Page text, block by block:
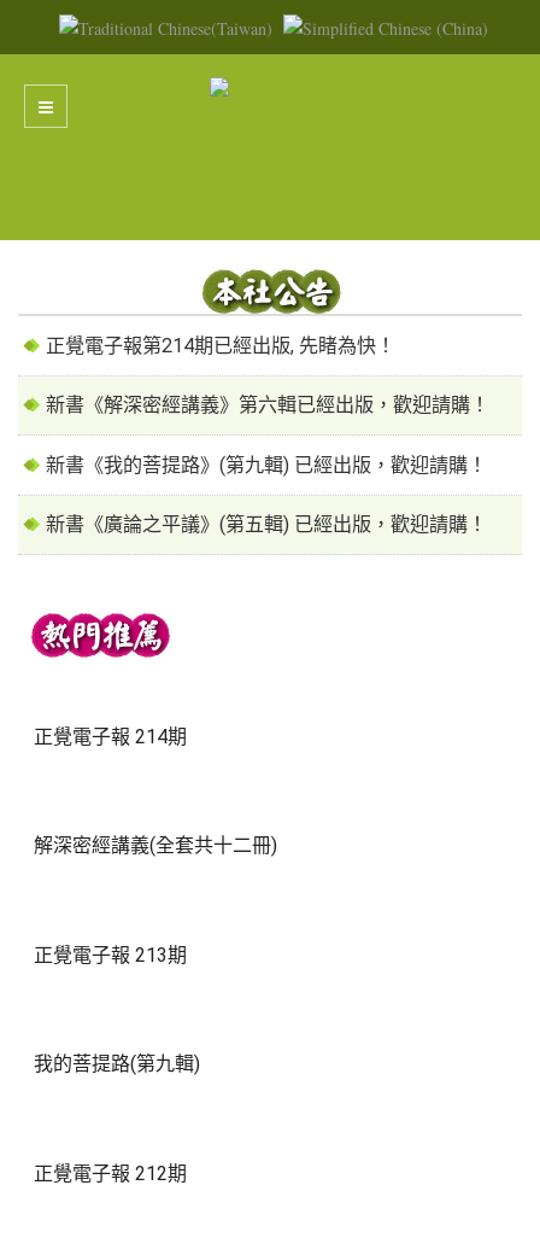
正覺電子報第214期已經出版, 先睹為快！
新書《解深密經講義》第六輯已經出版，歡迎請購！
新書《我的菩提路》(第九輯) 已經出版，歡迎請購！
新書《廣論之平議》(第五輯) 已經出版，歡迎請購！
正覺電子報 214期
解深密經講義(全套共十二冊)
正覺電子報 213期
我的菩提路(第九輯)
正覺電子報 212期